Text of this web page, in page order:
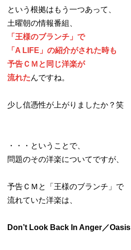
という根拠はもう一つあって、
土曜朝の情報番組、
「王様のブランチ」で
「A LIFE」の紹介がされた時も
予告ＣＭと同じ洋楽が
流れたんですね。
少し信憑性が上がりましたか？笑
・・・ということで、
問題のその洋楽についてですが、
予告ＣＭと「王様のブランチ」で
流れていた洋楽は、
Don’t Look Back In Anger／Oasis